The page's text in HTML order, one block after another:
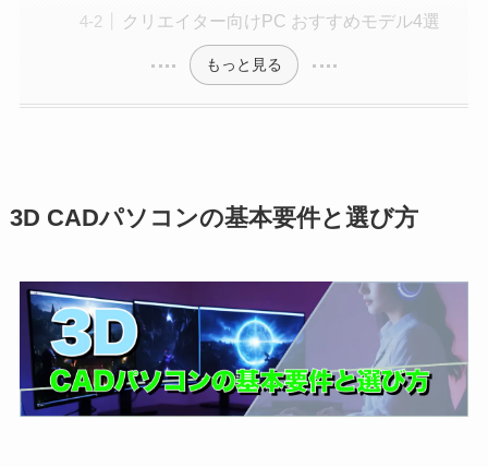
クリエイター向けPC おすすめモデル4選
もっと見る
3D CADパソコンの基本要件と選び方